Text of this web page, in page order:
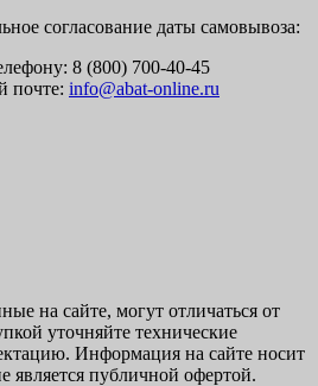
согласование даты самовывоза:
8 (800) 700-40-45
почте: info@abat-online.ru
на сайте, могут отличаться от
уточняйте технические
Информация на сайте носит
является публичной офертой.